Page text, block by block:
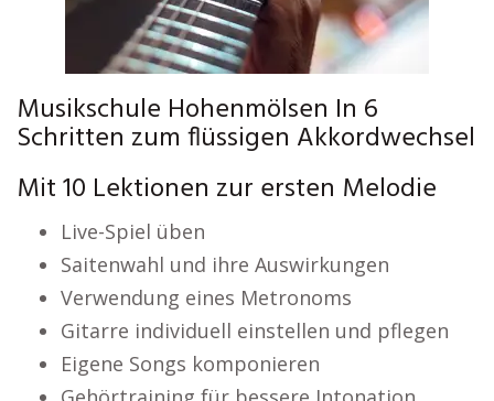
Musikschule Hohenmölsen In 6
Schritten zum flüssigen Akkordwechsel
Mit 10 Lektionen zur ersten Melodie
Live-Spiel üben
Saitenwahl und ihre Auswirkungen
Verwendung eines Metronoms
Gitarre individuell einstellen und pflegen
Eigene Songs komponieren